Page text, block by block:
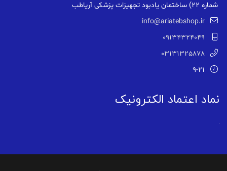
شماره ۲۲) ساختمان یادبود تجهیزات پزشکی آریاطب
info@ariatebshop.ir
09134324049
03131325878
9-21
نماد اعتماد الکترونیک